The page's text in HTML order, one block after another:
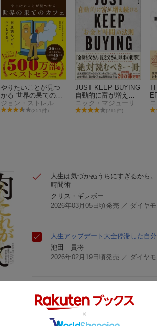
やりたいことが見つ
かる 世界の果てのカ
フェ
ジョン・ストレルキー
(251件)
JUST KEEP BUYING
自動的に富が増え続
ける「お金」と「時
間」の法則
ニック・マジューリ
(215件)
人生は気づかぬうちにすぎるから。
時間術
クリス・ギレボー
2026年03月05日頃発売 ／ ダイヤ
人生アップデート大全停滞した自
池田 貴将
2026年02月19日頃発売 ／ ダイヤ
健康・不老・メンタル
方法
ガブリエル・ライオン
2026年03月05日頃発売